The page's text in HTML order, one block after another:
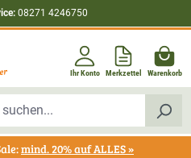
08271 4246750
Ihr Konto Merkzettel Warenkorb
mind. 20% auf ALLES »